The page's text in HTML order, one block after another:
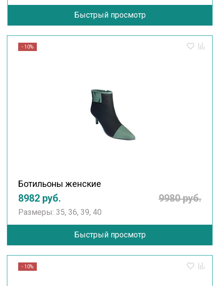
Быстрый просмотр
- 10%
Ботильоны женские
8982 руб. 9980 руб.
Размеры: 35, 36, 39, 40
Быстрый просмотр
- 10%